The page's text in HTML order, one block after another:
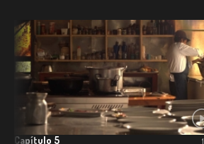
Capítulo 5